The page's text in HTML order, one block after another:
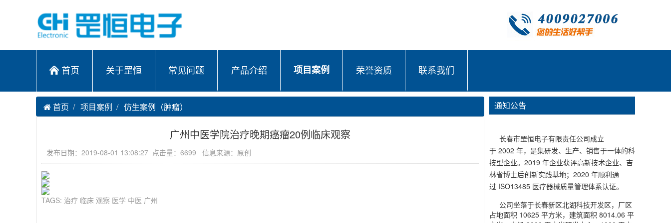
首页 关于罡恒 常见问题 产品介绍 项目案例 荣誉资质 联系我们
首页 项目案例 仿生案例（肿瘤）
广州中医学院治疗晚期癌瘤20例临床观察
发布日期：2019-08-01 13:08:27 点击量：6699 信息来源：原创
TAGS: 治疗 临床 观察 医学 中医 广州
通知公告
长春市罡恒电子有限责任公司成立
于 2002 年，是集研发、生产、销售于一体的科
技型企业。2019 年企业获评高新技术企业、吉
林省博士后创新实践基地；2020 年顺利通
过 ISO13485 医疗器械质量管理体系认证。
公司坐落于长春新区北湖科技开发区，厂区
占地面积 10625 平方米，建筑面积 8014.06 平